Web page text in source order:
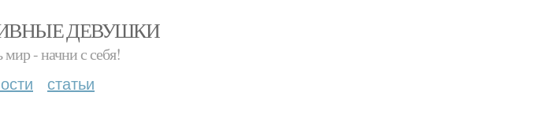
ДЕВУШКИ
- начни с себя!
статьи